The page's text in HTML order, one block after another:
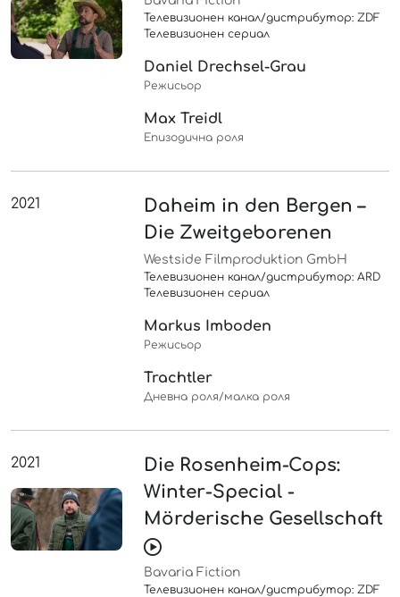
Телевизионен канал/дистрибутор: ZDF
Телевизионен сериал
Daniel Drechsel-Grau
Режисьор
Max Treidl
Епизодична роля
2021
Daheim in den Bergen –
Die Zweitgeborenen
Westside Filmproduktion GmbH
Телевизионен канал/дистрибутор: ARD
Телевизионен сериал
Markus Imboden
Режисьор
Trachtler
Дневна роля/малка роля
2021
Die Rosenheim-Cops:
Winter-Special -
Mörderische Gesellschaft
Bavaria Fiction
Телевизионен канал/дистрибутор: ZDF